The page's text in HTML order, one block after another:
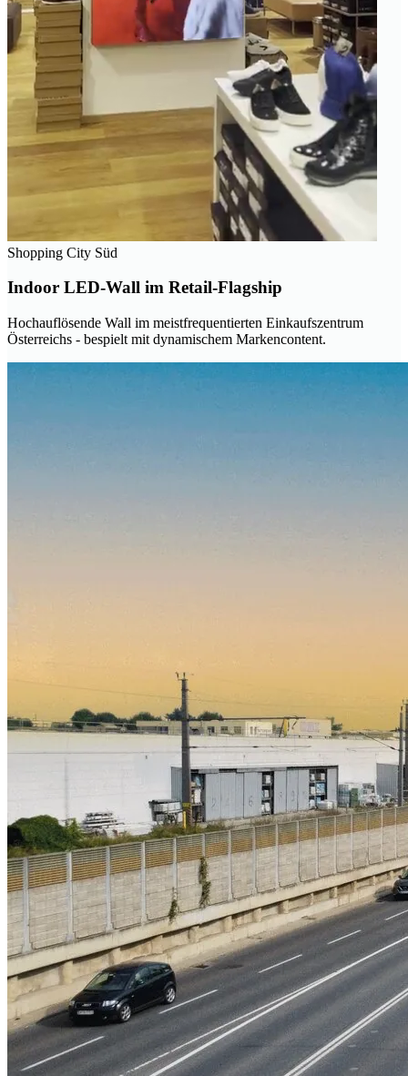
Shopping City Süd
Indoor LED-Wall im Retail-Flagship
Hochauflösende Wall im meistfrequentierten Einkaufszentrum
Österreichs - bespielt mit dynamischem Markencontent.